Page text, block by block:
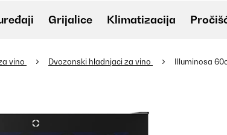
Grijalice Klimatizacija
vino Dvozonski hladnjaci za vino Illuminosa